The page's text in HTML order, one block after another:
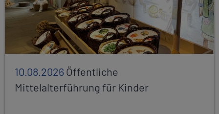
10.08.2026Öffentliche
Mittelalterführung für Kinder